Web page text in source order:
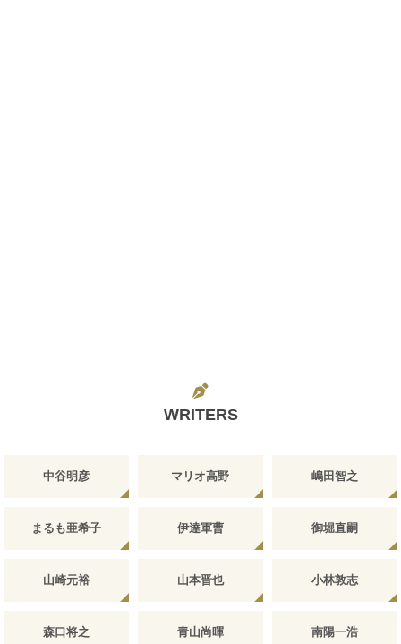
WRITERS
中谷明彦 マリオ高野 嶋田智之
まるも亜希子 伊達軍曹 御堀直嗣
山崎元裕 山本晋也 小林敦志
森口将之 青山尚暉 南陽一浩